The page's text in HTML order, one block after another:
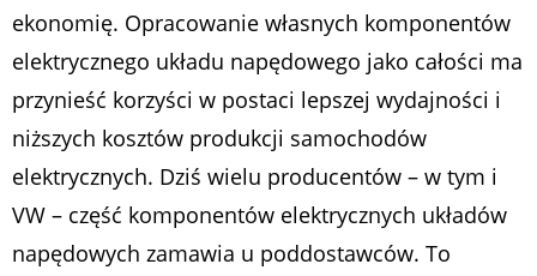
ekonomię. Opracowanie własnych komponentów
elektrycznego układu napędowego jako całości ma
przynieść korzyści w postaci lepszej wydajności i
niższych kosztów produkcji samochodów
elektrycznych. Dziś wielu producentów – w tym i
VW – część komponentów elektrycznych układów
napędowych zamawia u poddostawców. To